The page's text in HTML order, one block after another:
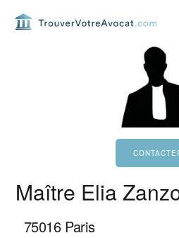
Maître Elia
75016 Paris